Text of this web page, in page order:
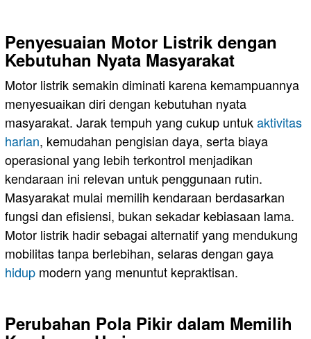
Penyesuaian Motor Listrik dengan
Kebutuhan Nyata Masyarakat
Motor listrik semakin diminati karena kemampuannya
menyesuaikan diri dengan kebutuhan nyata
masyarakat. Jarak tempuh yang cukup untukaktivitas
harian, kemudahan pengisian daya, serta biaya
operasional yang lebih terkontrol menjadikan
kendaraan ini relevan untuk penggunaan rutin.
Masyarakat mulai memilih kendaraan berdasarkan
fungsi dan efisiensi, bukan sekadar kebiasaan lama.
Motor listrik hadir sebagai alternatif yang mendukung
mobilitas tanpa berlebihan, selaras dengan gaya
hidup modern yang menuntut kepraktisan.
Perubahan Pola Pikir dalam Memilih